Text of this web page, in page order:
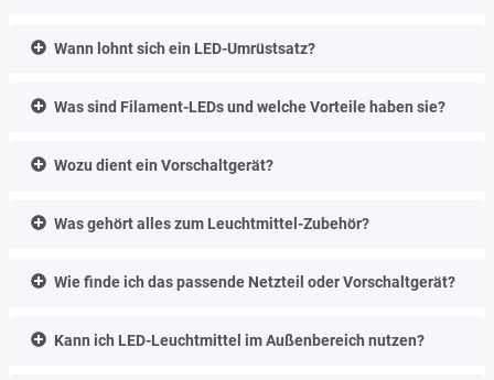
Wann lohnt sich ein LED-Umrüstsatz?
Was sind Filament-LEDs und welche Vorteile haben sie?
Wozu dient ein Vorschaltgerät?
Was gehört alles zum Leuchtmittel-Zubehör?
Wie finde ich das passende Netzteil oder Vorschaltgerät?
Kann ich LED-Leuchtmittel im Außenbereich nutzen?